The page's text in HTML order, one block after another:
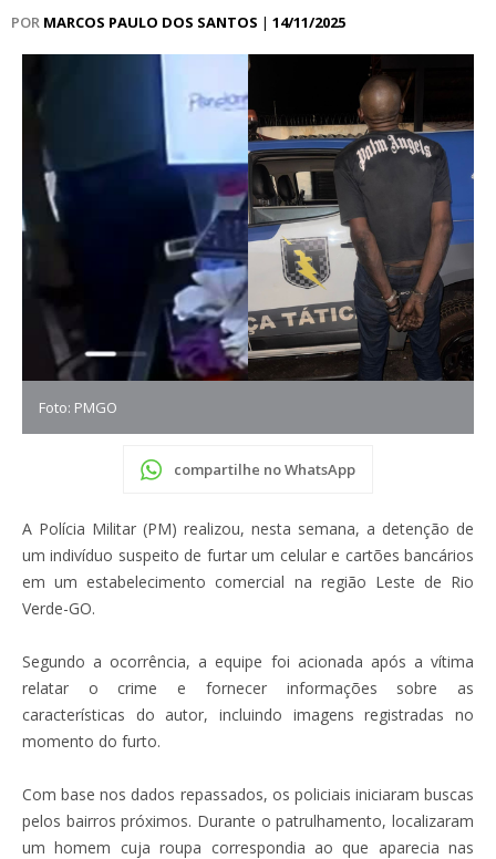
POR MARCOS PAULO DOS SANTOS | 14/11/2025
Foto: PMGO
compartilhe no WhatsApp
A Polícia Militar (PM) realizou, nesta semana, a detenção de
um indivíduo suspeito de furtar um celular e cartões bancários
em um estabelecimento comercial na região Leste de Rio
Verde-GO.
Segundo a ocorrência, a equipe foi acionada após a vítima
relatar o crime e fornecer informações sobre as
características do autor, incluindo imagens registradas no
momento do furto.
Com base nos dados repassados, os policiais iniciaram buscas
pelos bairros próximos. Durante o patrulhamento, localizaram
um homem cuja roupa correspondia ao que aparecia nas